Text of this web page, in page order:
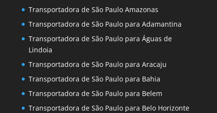
Transportadora de São Paulo Amazonas
Transportadora de São Paulo para Adamantina
Transportadora de São Paulo para Águas de
Lindoia
Transportadora de São Paulo para Aracaju
Transportadora de São Paulo para Bahia
Transportadora de São Paulo para Belem
Transportadora de São Paulo para Belo Horizonte